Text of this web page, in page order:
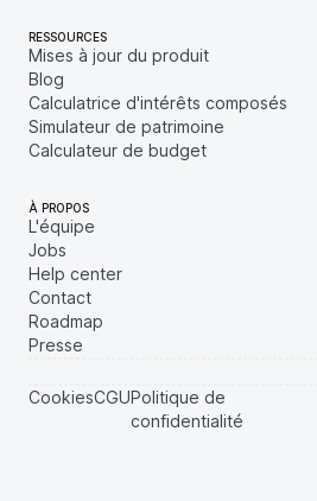
RESSOURCES
Mises à jour du produit
Blog
Calculatrice d'intérêts composés
Simulateur de patrimoine
Calculateur de budget
À PROPOS
L'équipe
Jobs
Help center
Contact
Roadmap
Presse
CookiesCGUPolitique de
confidentialité